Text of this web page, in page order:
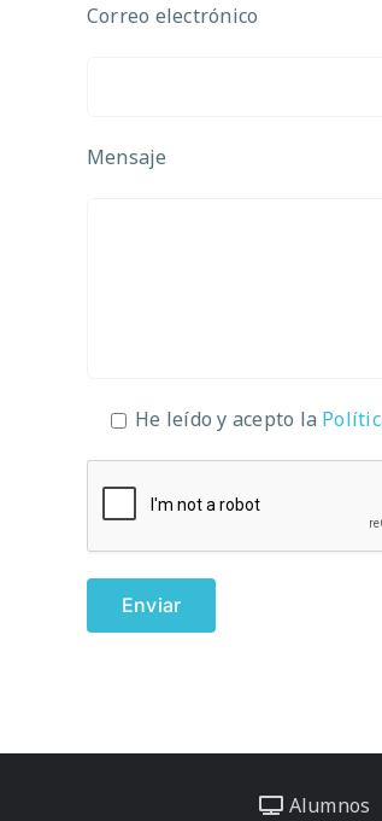
Correo electrónico
Mensaje
He leído y acepto la
Alumnos